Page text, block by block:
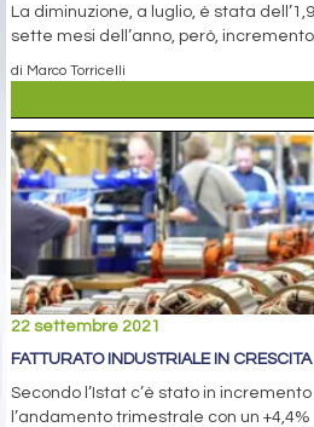
La diminuzione, a luglio, è stata
sette mesi dell’anno, però,
di Marco Torricelli
22 settembre 2021
FATTURATO INDUSTRIALE IN
Secondo l’Istat c’è stato in
l’andamento trimestrale con un +4,4%